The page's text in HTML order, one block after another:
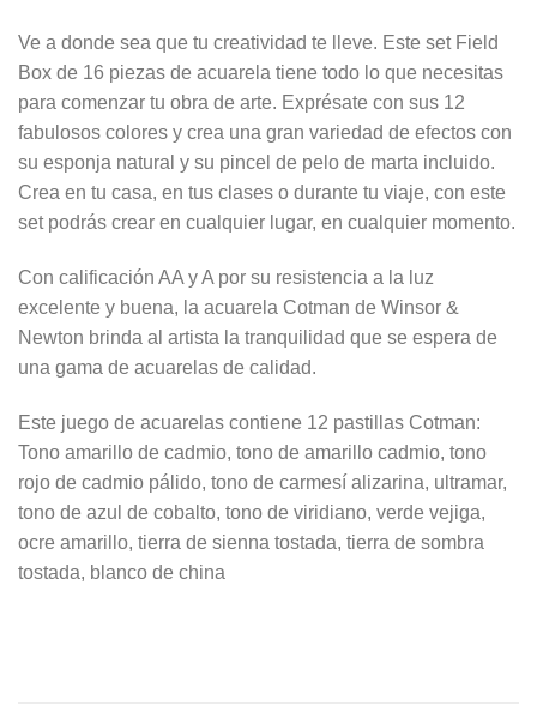
Ve a donde sea que tu creatividad te lleve. Este set Field
Box de 16 piezas de acuarela tiene todo lo que necesitas
para comenzar tu obra de arte. Exprésate con sus 12
fabulosos colores y crea una gran variedad de efectos con
su esponja natural y su pincel de pelo de marta incluido.
Crea en tu casa, en tus clases o durante tu viaje, con este
set podrás crear en cualquier lugar, en cualquier momento.
Con calificación AA y A por su resistencia a la luz
excelente y buena, la acuarela Cotman de Winsor &
Newton brinda al artista la tranquilidad que se espera de
una gama de acuarelas de calidad.
Este juego de acuarelas contiene 12 pastillas Cotman:
Tono amarillo de cadmio, tono de amarillo cadmio, tono
rojo de cadmio pálido, tono de carmesí alizarina, ultramar,
tono de azul de cobalto, tono de viridiano, verde vejiga,
ocre amarillo, tierra de sienna tostada, tierra de sombra
tostada, blanco de china